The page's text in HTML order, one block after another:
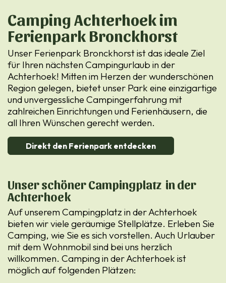
Camping Achterhoek im
Ferienpark Bronckhorst
Unser Ferienpark Bronckhorst ist das ideale Ziel
für Ihren nächsten Campingurlaub in der
Achterhoek! Mitten im Herzen der wunderschönen
Region gelegen, bietet unser Park eine einzigartige
und unvergessliche Campingerfahrung mit
zahlreichen Einrichtungen und Ferienhäusern, die
all Ihren Wünschen gerecht werden.
Direkt den Ferienpark entdecken
Unser schöner Campingplatz in der
Achterhoek
Auf unserem Campingplatz in der Achterhoek
bieten wir viele geräumige Stellplätze. Erleben Sie
Camping, wie Sie es sich vorstellen. Auch Urlauber
mit dem Wohnmobil sind bei uns herzlich
willkommen. Camping in der Achterhoek ist
möglich auf folgenden Plätzen: